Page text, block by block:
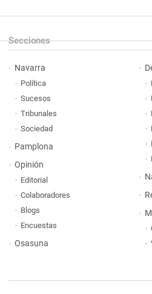
Secciones
Navarra
Política
Sucesos
Tribunales
Sociedad
Pamplona
Opinión
Editorial
Colaboradores
Blogs
Encuestas
Osasuna